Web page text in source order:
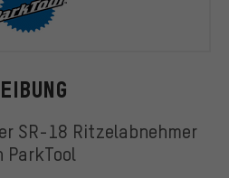
SR-18 Ritzelabnehmer
ParkTool